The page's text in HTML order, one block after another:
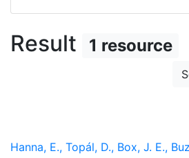
Result 1 resource
Hanna, E., Topál, D., Box, J. E.,